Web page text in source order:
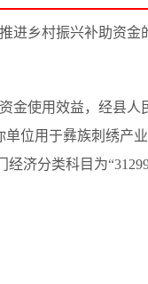
进乡村振兴补助资金
金使用效益，经县
位用于彝族刺绣产
经济分类科目为